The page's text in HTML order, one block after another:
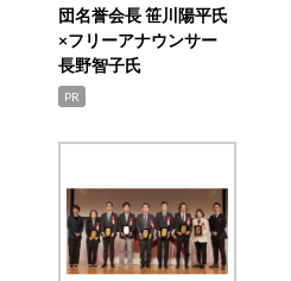
団名誉会長 笹川陽平氏
×フリーアナウンサー
長野智子氏
PR